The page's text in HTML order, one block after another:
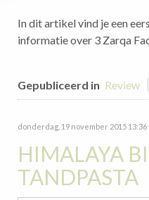
In dit artikel vind je een
informatie over 3 Zarqa
Gepubliceerd in Review
donderdag, 19 november 2015 13:36
HIMALAYA
TANDPASTA